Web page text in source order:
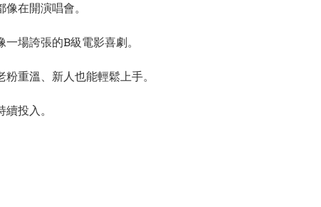
在開演唱會。
場誇張的B級電影喜劇。
重溫、新人也能輕鬆上手。
投入。